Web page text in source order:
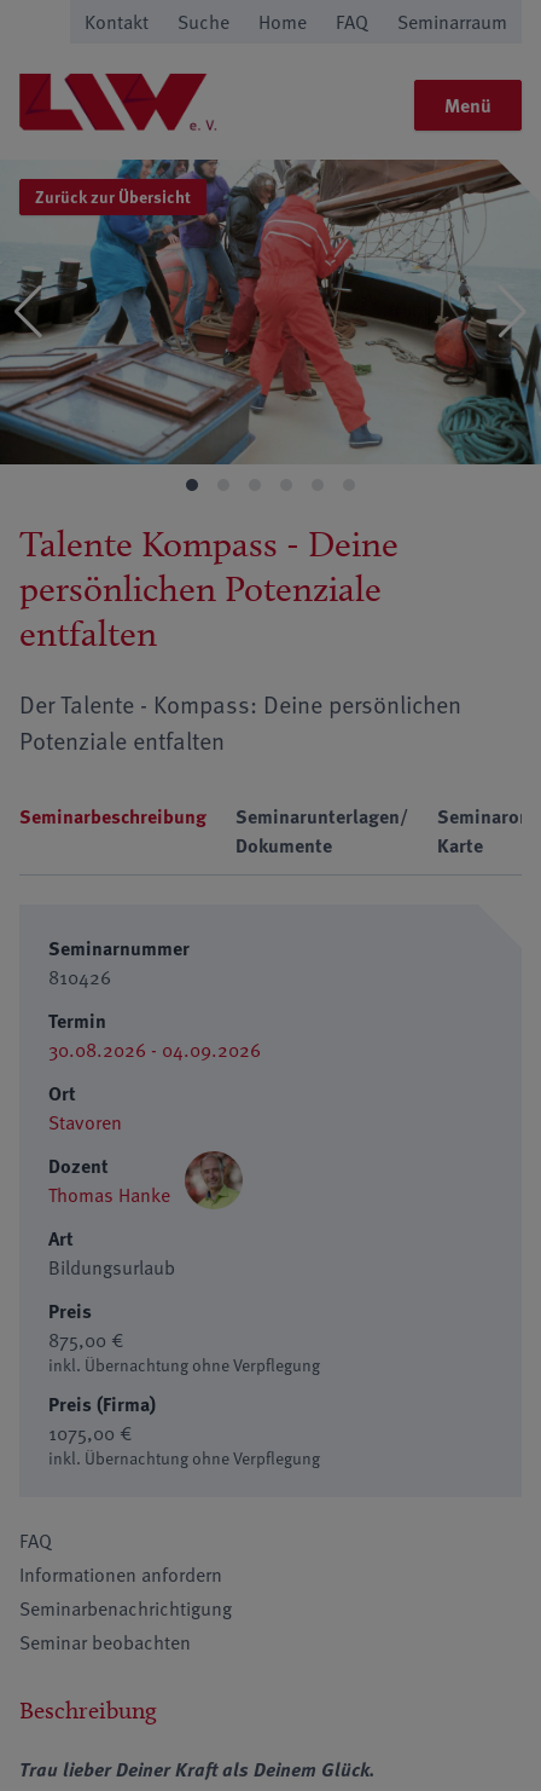
Kontakt Suche Home FAQ Seminarraum
Menü
Zurück zur Übersicht
Talente Kompass - Deine
persönlichen Potenziale
entfalten
Der Talente - Kompass: Deine persönlichen
Potenziale entfalten
Seminarbeschreibung
Seminarunterlagen/
Dokumente
Seminarort/
Karte
Seminarnummer
810426
Termin
30.08.2026 - 04.09.2026
Ort
Stavoren
Dozent
Thomas Hanke
Art
Bildungsurlaub
Preis
875,00 €
inkl. Übernachtung ohne Verpflegung
Preis (Firma)
1075,00 €
inkl. Übernachtung ohne Verpflegung
FAQ
Informationen anfordern
Seminarbenachrichtigung
Seminar beobachten
Beschreibung
Trau lieber Deiner Kraft als Deinem Glück.